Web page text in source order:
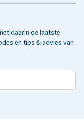
daarin de laatste
en tips & advies van